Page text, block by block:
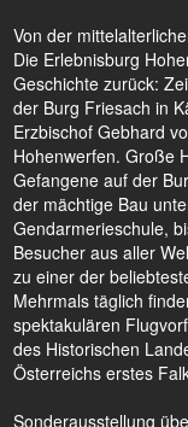
Von der
Die Erlebnisburg
Geschichte zurück:
der Burg Friesach in
Erzbischof Gebhard
Hohenwerfen. Große
Gefangene auf der
der mächtige Bau
Gendarmerieschule,
Besucher aus aller
zu einer der
Mehrmals täglich
spektakulären
des Historischen
Österreichs erstes
Sonderausstellung